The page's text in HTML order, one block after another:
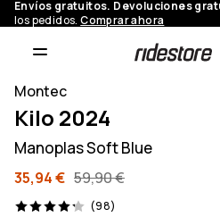
Envíos gratuitos. Devoluciones
los pedidos.Comprar ahora
Montec
Kilo 2024
Manoplas Soft Blue
35,94 € 59,90 €
(98)
98 opiniones, 4.2/5